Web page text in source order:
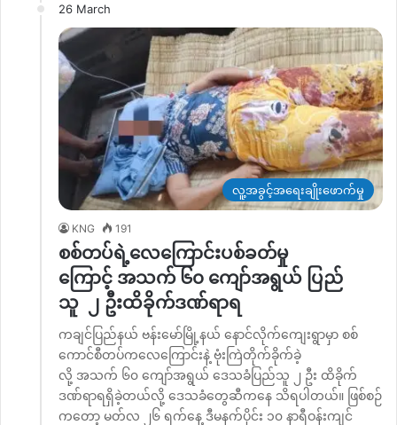
26 March
လူ့အခွင့်အရေးချိုးဖောက်မှု
KNG 191
စစ်တပ်ရဲ့လေကြောင်းပစ်ခတ်မှု
ကြောင့် အသက် ၆၀ ကျော်အရွယ် ပြည်
သူ ၂ ဦးထိခိုက်ဒဏ်ရာရ
ကချင်ပြည်နယ် ဗန်းမော်မြို့နယ် နောင်လိုက်ကျေးရွာမှာ စစ်
ကောင်စီတပ်ကလေကြောင်းနဲ့ ဗုံးကြဲတိုက်ခိုက်ခဲ့
လို့ အသက် ၆၀ ကျော်အရွယ် ဒေသခံပြည်သူ ၂ ဦး ထိခိုက်
ဒဏ်ရာရရှိခဲ့တယ်လို့ ဒေသခံတွေဆီကနေ သိရပါတယ်။ ဖြစ်စဉ်
ကတော့ မတ်လ ၂၆ ရက်နေ့ ဒီမနက်ပိုင်း ၁၀ နာရီဝန်းကျင်